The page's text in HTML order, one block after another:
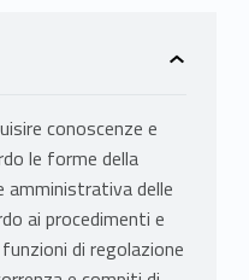
conoscenze e
le forme della
amministrativa delle
ai procedimenti e
di regolazione